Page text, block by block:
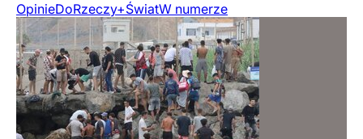
OpinieDoRzeczy+ŚwiatW numerze